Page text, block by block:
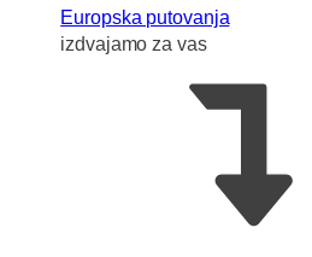
Europska putovanja
izdvajamo za vas